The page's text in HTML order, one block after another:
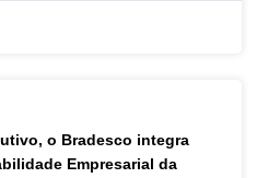
o Bradesco integra
Empresarial da